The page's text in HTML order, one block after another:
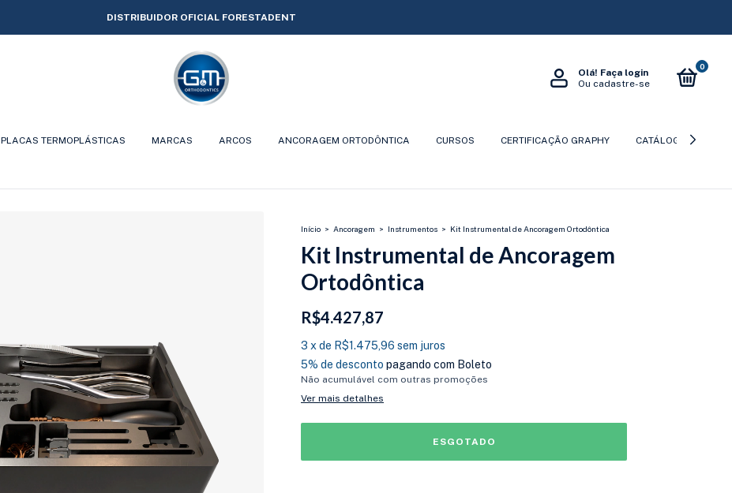
DISTRIBUIDOR OFICIAL FORESTADENT
Olá! Faça login
Ou cadastre-se
0
PLACAS TERMOPLÁSTICAS MARCAS ARCOS ANCORAGEM ORTODÔNTICA CURSOS CERTIFICAÇÃO GRAPHY CATÁLOGOS
Início > Ancoragem > Instrumentos > Kit Instrumental de Ancoragem Ortodôntica
Kit Instrumental de Ancoragem
Ortodôntica
R$4.427,87
3 x de R$1.475,96 sem juros
5% de desconto pagando com Boleto
Não acumulável com outras promoções
Ver mais detalhes